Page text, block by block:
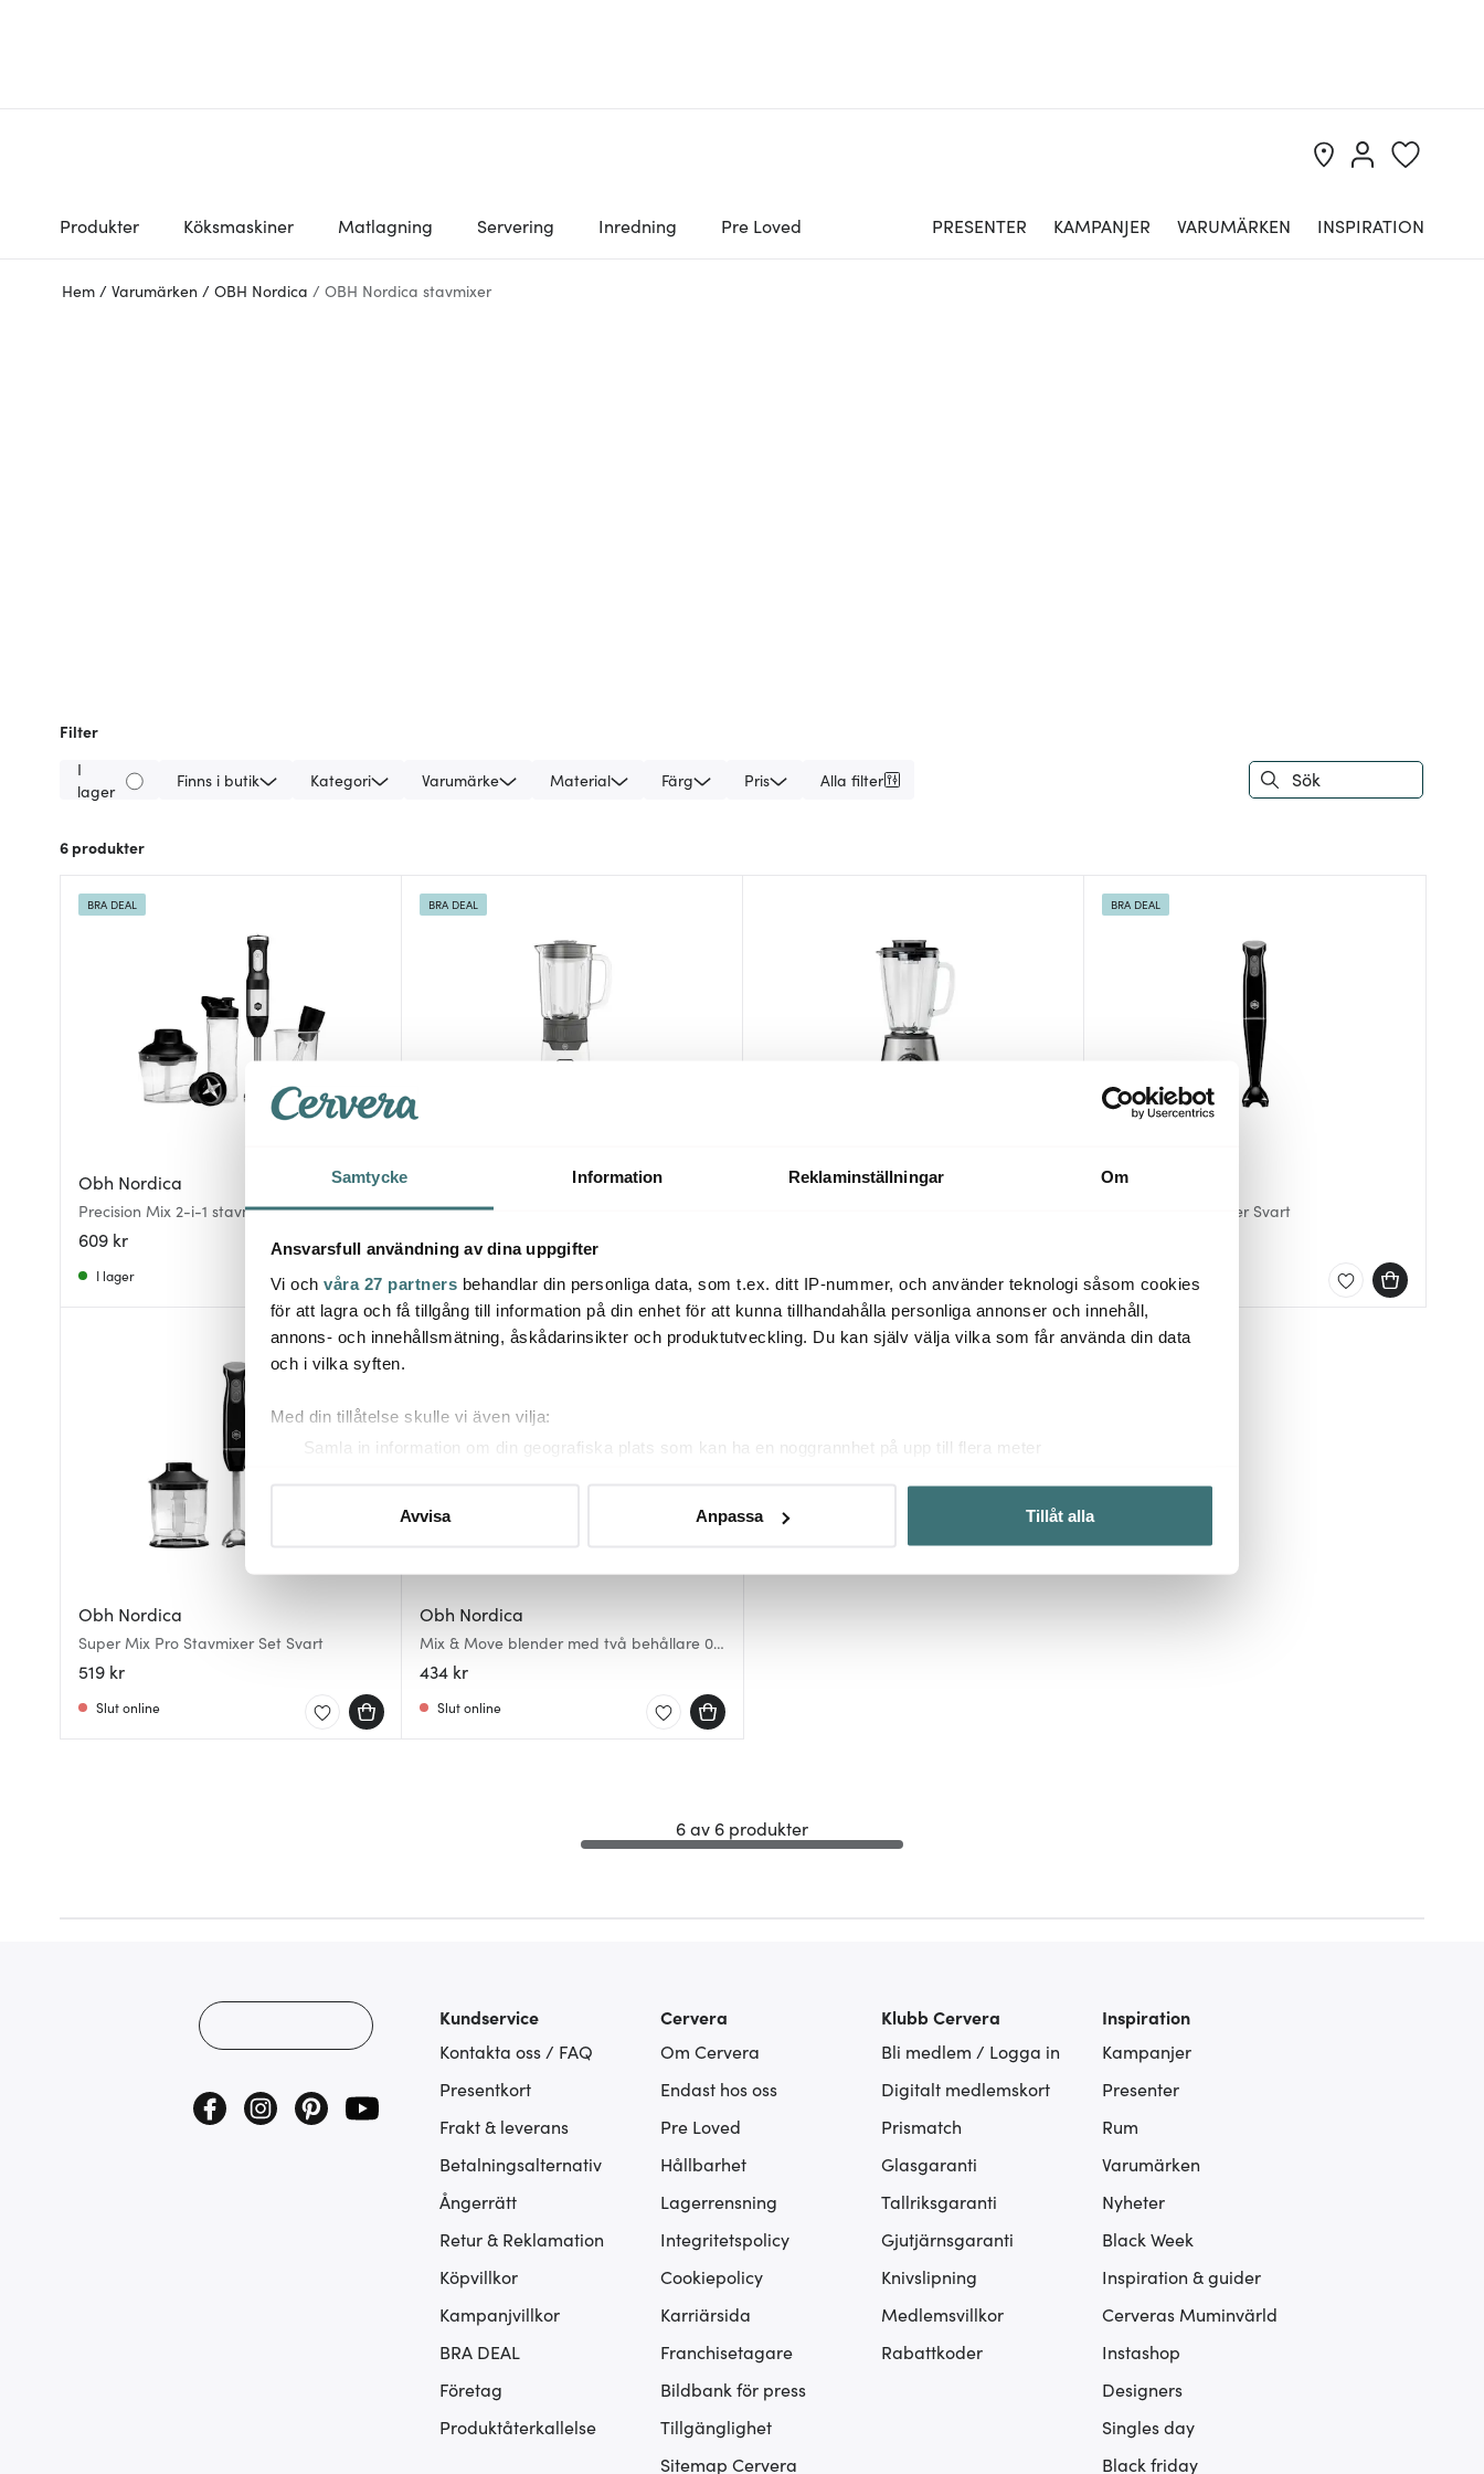
Samtycke Information Reklaminställningar Om
Ansvarsfull användning av dina uppgifter
Vi och våra 27 partners behandlar din personliga data, som t.ex. ditt IP-nummer, och använder teknologi såsom cookies
för att lagra och få tillgång till information på din enhet för att kunna tillhandahålla personliga annonser och innehåll,
annons- och innehållsmätning, åskådarinsikter och produktutveckling. Du kan själv välja vilka som får använda din data
och i vilka syften.
Med din tillåtelse skulle vi även vilja:
Samla in information om din geografiska plats som kan ha en noggrannhet på upp till flera meter
detaljsektionen
eller dra tillbaka ditt samtycke när som helst från cookie-förklaringen.
att vi kan analysera vår trafik och göra hemsidan ännu bättre. Du bestämmer själv vilka cookies som du vill dela med dig
av.
Avvisa Anpassa Tillåt alla
Produkter Köksmaskiner Matlagning Servering Inredning Pre Loved PRESENTER KAMPANJER VARUMÄRKEN INSPIRATION
Hem / Varumärken / OBH Nordica / OBH Nordica stavmixer
Filter
I
lager
Finns i butik Kategori Varumärke Material Färg Pris Alla filter
6 produkter
Obh Nordica
Precision Mix 2-i-1 stavmixerer 850W
svart/stål
609 kr
BRA DEAL
I lager
Minimix blender med glaskanna 400W
549 kr
BRA DEAL
Få i lager
Obh Nordica
I lager
Obh Nordica
Super Mix Stavmixer Svart
BRA DEAL
Obh Nordica
Super Mix Pro Stavmixer Set Svart
519 kr
Slut online
Obh Nordica
Mix & Move blender med två behållare 0,6
L 300W stål
434 kr
BRA DEAL
Slut online
6 av 6 produkter
Kundservice
Kontakta oss / FAQ
Presentkort
Frakt & leverans
Betalningsalternativ
Ångerrätt
Retur & Reklamation
Köpvillkor
Kampanjvillkor
BRA DEAL
Företag
Produktåterkallelse
Cervera
Om Cervera
Endast hos oss
Pre Loved
Hållbarhet
Lagerrensning
Integritetspolicy
Cookiepolicy
Karriärsida
Franchisetagare
Bildbank för press
Tillgänglighet
Sitemap Cervera
Klubb Cervera
Bli medlem / Logga in
Digitalt medlemskort
Prismatch
Glasgaranti
Tallriksgaranti
Gjutjärnsgaranti
Knivslipning
Medlemsvillkor
Rabattkoder
Inspiration
Kampanjer
Presenter
Rum
Varumärken
Nyheter
Black Week
Inspiration & guider
Cerveras Muminvärld
Instashop
Designers
Singles day
Black friday